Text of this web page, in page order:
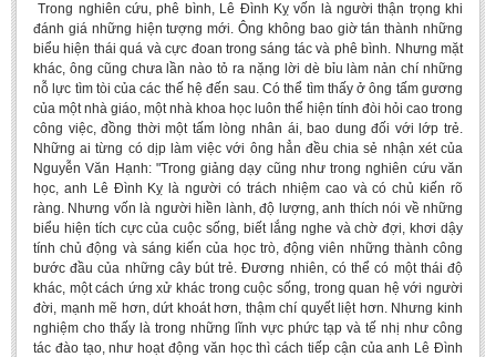
Trong nghiên cứu, phê bình, Lê Đình Kỵ vốn là người thận trọng khi
đánh giá những hiện tượng mới. Ông không bao giờ tán thành những
biểu hiện thái quá và cực đoan trong sáng tác và phê bình. Nhưng mặt
khác, ông cũng chưa lần nào tỏ ra nặng lời dè bỉu làm nản chí những
nỗ lực tìm tòi của các thế hệ đến sau. Có thể tìm thấy ở ông tấm gương
của một nhà giáo, một nhà khoa học luôn thể hiện tính đòi hỏi cao trong
công việc, đồng thời một tấm lòng nhân ái, bao dung đối với lớp trẻ.
Những ai từng có dịp làm việc với ông hẳn đều chia sẻ nhận xét của
Nguyễn Văn Hạnh: "Trong giảng dạy cũng như trong nghiên cứu văn
học, anh Lê Đình Kỵ là người có trách nhiệm cao và có chủ kiến rõ
ràng. Nhưng vốn là người hiền lành, độ lượng, anh thích nói về những
biểu hiện tích cực của cuộc sống, biết lắng nghe và chờ đợi, khơi dậy
tính chủ động và sáng kiến của học trò, động viên những thành công
bước đầu của những cây bút trẻ. Đương nhiên, có thể có một thái độ
khác, một cách ứng xử khác trong cuộc sống, trong quan hệ với người
đời, mạnh mẽ hơn, dứt khoát hơn, thậm chí quyết liệt hơn. Nhưng kinh
nghiệm cho thấy là trong những lĩnh vực phức tạp và tế nhị như công
tác đào tạo, như hoạt động văn học thì cách tiếp cận của anh Lê Đình